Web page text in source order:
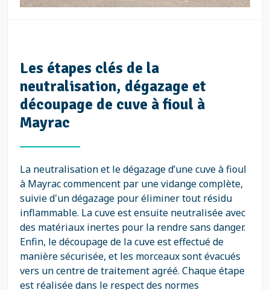
Les étapes clés de la
neutralisation, dégazage et
découpage de cuve à fioul à
Mayrac
La neutralisation et le dégazage d’une cuve à fioul
à Mayrac commencent par une vidange complète,
suivie d'un dégazage pour éliminer tout résidu
inflammable. La cuve est ensuite neutralisée avec
des matériaux inertes pour la rendre sans danger.
Enfin, le découpage de la cuve est effectué de
manière sécurisée, et les morceaux sont évacués
vers un centre de traitement agréé. Chaque étape
est réalisée dans le respect des normes